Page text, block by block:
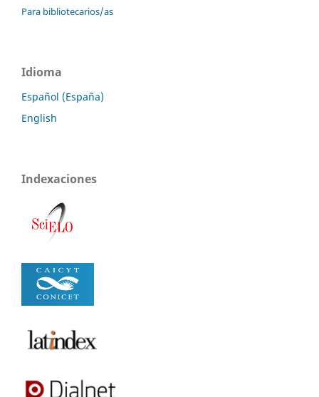
Para bibliotecarios/as
Idioma
Español (España)
English
Indexaciones